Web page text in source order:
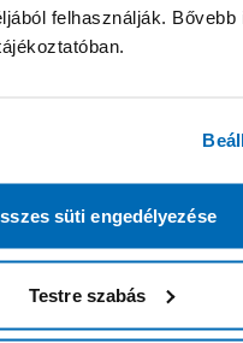
felhasználják. Bővebb
süti engedélyezése
Testre szabás